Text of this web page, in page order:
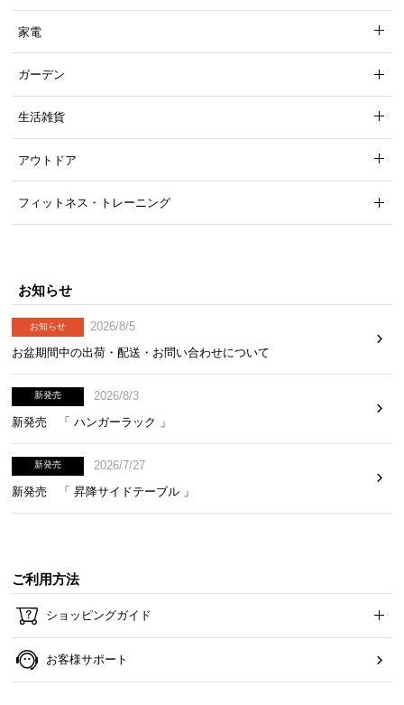
デザインを惹き立てるスチール取っ手
デザインにアクセントを与えるスチール製の取っ
手。指がかりが良いプレート状で開閉もスムーズで
す。
家電
ガーデン
生活雑貨
アウトドア
フィットネス・トレーニング
お知らせ
お知らせ
2026/8/5
お盆期間中の出荷・配送・お問い合わせについて
新発売
2026/8/3
新発売 「 ハンガーラック 」
新発売
2026/7/27
新発売 「 昇降サイドテーブル 」
ご利用方法
ショッピングガイド
お客様サポート